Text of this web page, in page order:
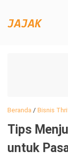
Beranda / Bisnis
Tips
untuk